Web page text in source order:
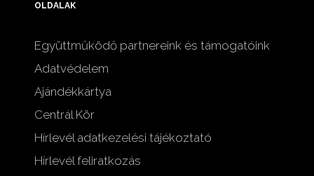
OLDALAK
Együttműködő partnereink és támogatóink
Adatvédelem
Ajándékkártya
Centrál Kör
Hírlevél adatkezelési tájékoztató
Hírlevél feliratkozás